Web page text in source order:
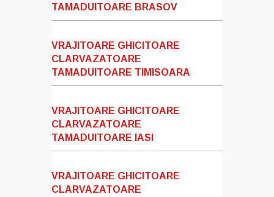
TAMADUITOARE BRASOV
VRAJITOARE GHICITOARE
CLARVAZATOARE
TAMADUITOARE TIMISOARA
VRAJITOARE GHICITOARE
CLARVAZATOARE
TAMADUITOARE IASI
VRAJITOARE GHICITOARE
CLARVAZATOARE